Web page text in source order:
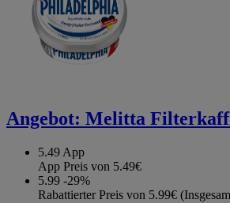
Angebot: Melitta
5.49 App
App Preis von 5.49€
5.99 -29%
Rabattierter Preis von 5.99€